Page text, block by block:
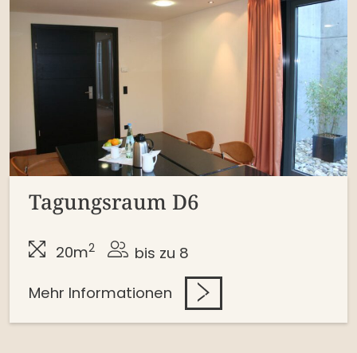
Tagungsraum D6
20m2 bis zu 8
Mehr Informationen